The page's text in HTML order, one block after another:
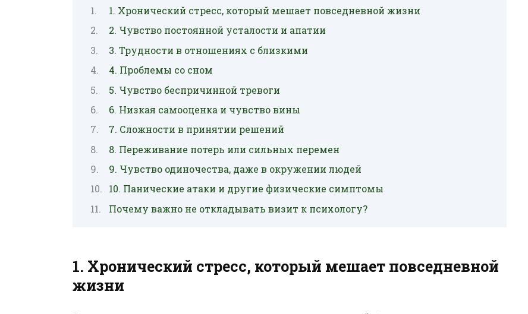
1. Хронический стресс, который мешает повседневной жизни
2. Чувство постоянной усталости и апатии
3. Трудности в отношениях с близкими
4. Проблемы со сном
5. Чувство беспричинной тревоги
6. Низкая самооценка и чувство вины
7. Сложности в принятии решений
8. Переживание потерь или сильных перемен
9. Чувство одиночества, даже в окружении людей
10. Панические атаки и другие физические симптомы
Почему важно не откладывать визит к психологу?
1. Хронический стресс, который мешает повседневной
жизни